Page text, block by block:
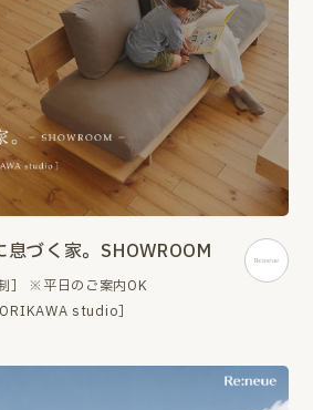
息づく家。SHOWROOM
］ ※平日のご案内OK
studio］